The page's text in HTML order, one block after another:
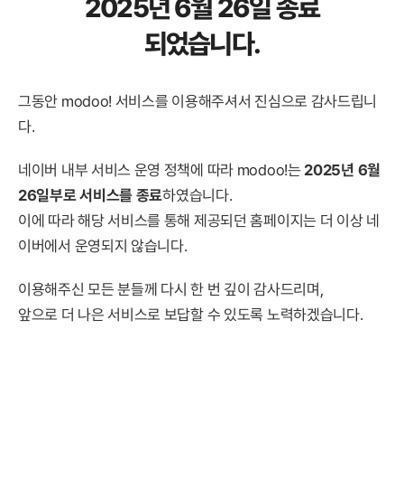
2025년 6월 26일 종료
되었습니다.
그동안 modoo! 서비스를 이용해주셔서 진심으로 감사드립니
다.
네이버 내부 서비스 운영 정책에 따라 modoo!는 2025년 6월
26일부로 서비스를 종료하였습니다.
이에 따라 해당 서비스를 통해 제공되던 홈페이지는 더 이상 네
이버에서 운영되지 않습니다.
이용해주신 모든 분들께 다시 한 번 깊이 감사드리며,
앞으로 더 나은 서비스로 보답할 수 있도록 노력하겠습니다.